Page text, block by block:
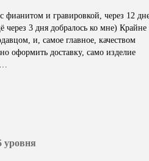
с фианитом и гравировкой, через 12
через 3 дня добралось ко мне) Крайне
и, самое главное, качеством
оформить доставку, само изделие
уровня